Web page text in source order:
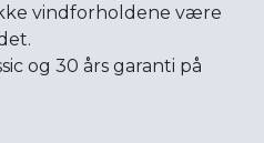
vindforholdene være
og 30 års garanti på